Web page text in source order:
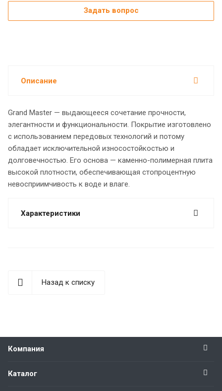
Задать вопрос
Описание
Grand Master — выдающееся сочетание прочности,
элегантности и функциональности. Покрытие изготовлено
с использованием передовых технологий и потому
обладает исключительной износостойкостью и
долговечностью. Его основа — каменно-полимерная плита
высокой плотности, обеспечивающая стопроцентную
невосприимчивость к воде и влаге.
Характеристики
Назад к списку
Компания
Каталог